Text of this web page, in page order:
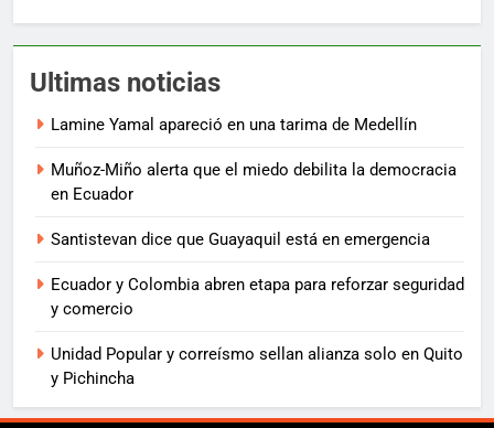
Ultimas noticias
Lamine Yamal apareció en una tarima de Medellín
Muñoz-Miño alerta que el miedo debilita la democracia
en Ecuador
Santistevan dice que Guayaquil está en emergencia
Ecuador y Colombia abren etapa para reforzar seguridad
y comercio
Unidad Popular y correísmo sellan alianza solo en Quito
y Pichincha